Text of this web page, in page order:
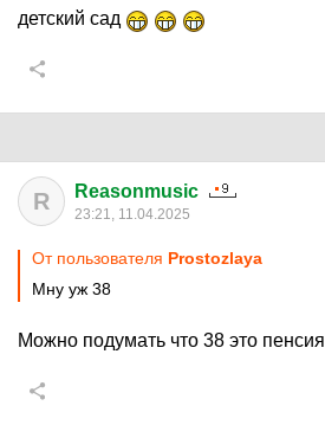
детский сад
R Reasonmusic
23:21, 11.04.2025
От пользователя Prostozlaya
Мну уж 38
Можно подумать что 38 это пенсия